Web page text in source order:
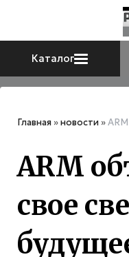
Каталог
Главная »новости »
ARM
свое